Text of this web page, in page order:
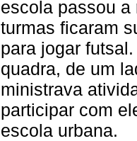
escola passou a
turmas ficaram
para jogar
quadra, de um
ministrava
participar com
escola urbana.